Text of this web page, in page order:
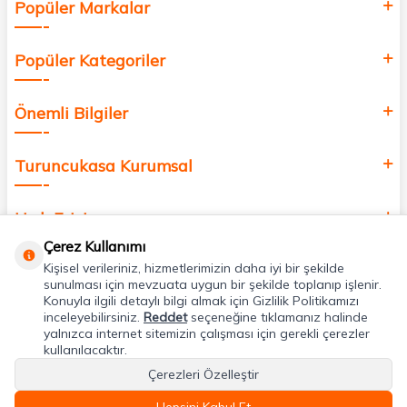
Popüler Markalar
Popüler Kategoriler
Önemli Bilgiler
Turuncukasa Kurumsal
Hızlı Erişim
Uygulamalarımız
Adres & İletişim
Çerez Kullanımı
Kişisel verileriniz, hizmetlerimizin daha iyi bir şekilde
sunulması için mevzuata uygun bir şekilde toplanıp işlenir.
Konuyla ilgili detaylı bilgi almak için Gizlilik Politikamızı
inceleyebilirsiniz. Reddetseçeneğine tıklamanız halinde
yalnızca internet sitemizin çalışması için gerekli çerezler
kullanılacaktır.
Çerezleri Özelleştir